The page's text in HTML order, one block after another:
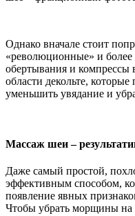
Однако вначале стоит
«революционные» и
обертывания и компрессы
области декольте,
уменьшить увядание и
Массаж шеи –
Даже самый простой,
эффективным способом,
появление явных
Чтобы убрать морщины на